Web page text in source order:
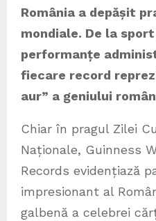
România a depășit
mondiale. De la
performanțe
fiecare record
aur” a geniului
Chiar în pragul Zilei
Naționale, Guinness
Records evidențiază
impresionant al
galbenă a celebrei